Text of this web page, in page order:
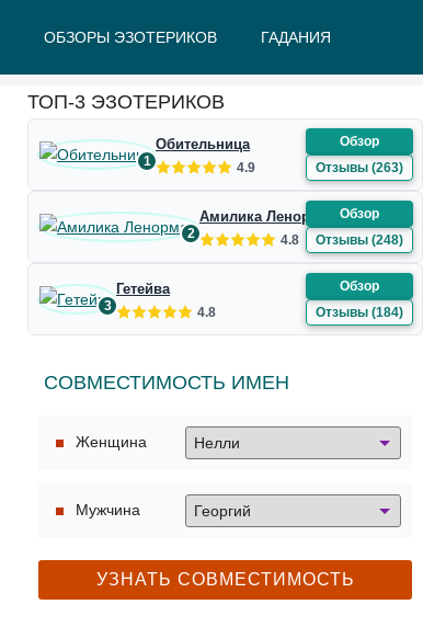
ОБЗОРЫ ЭЗОТЕРИКОВ ГАДАНИЯ
ТОП-3 ЭЗОТЕРИКОВ
1
Обительница
4.9
Обзор
Отзывы (263)
2
Амилика Ленорман
4.8
Обзор
Отзывы (248)
3
Гетейва
4.8
Обзор
Отзывы (184)
СОВМЕСТИМОСТЬ ИМЕН
Женщина
Мужчина